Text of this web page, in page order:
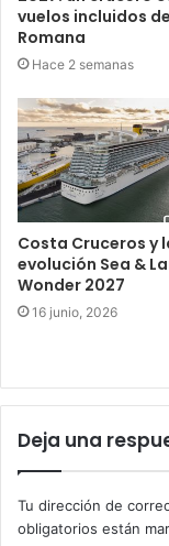
vuelos incluidos
Romana
Hace 2 semanas
Costa Cruceros y
evolución Sea &
Wonder 2027
16 junio, 2026
Deja una
Tu dirección de
obligatorios están